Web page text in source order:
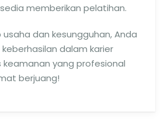
memberikan pelatihan.
dan kesungguhan, Anda
dalam karier
yang profesional
berjuang!